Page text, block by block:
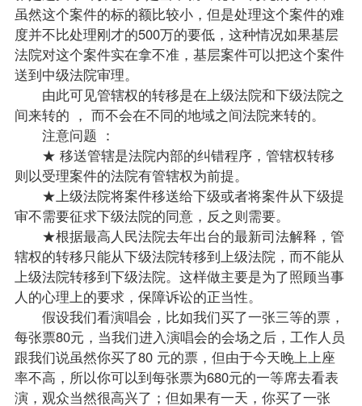
虽然这个案件的标的额比较小，但是处理这个案件的难
度并不比处理刚才的500万的要低，这种情况如果基层
法院对这个案件实在拿不准，基层案件可以把这个案件
送到中级法院审理。
由此可见管辖权的转移是在上级法院和下级法院之
间来转的 ， 而不会在不同的地域之间法院来转的。
注意问题 ：
★ 移送管辖是法院内部的纠错程序，管辖权转移
则以受理案件的法院有管辖权为前提。
★上级法院将案件移送给下级或者将案件从下级提
审不需要征求下级法院的同意，反之则需要。
★根据最高人民法院去年出台的最新司法解释，管
辖权的转移只能从下级法院转移到上级法院，而不能从
上级法院转移到下级法院。这样做主要是为了照顾当事
人的心理上的要求，保障诉讼的正当性。
假设我们看演唱会，比如我们买了一张三等的票，
每张票80元，当我们进入演唱会的会场之后，工作人员
跟我们说虽然你买了80 元的票，但由于今天晚上上座
率不高，所以你可以到每张票为680元的一等席去看表
演，观众当然很高兴了；但如果有一天，你买了一张